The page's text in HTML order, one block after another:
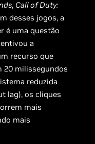
, Call of Duty:
desses jogos, a
é uma questão
a
recurso que
20 milissegundos
reduzida
lag), os cliques
mais
mais